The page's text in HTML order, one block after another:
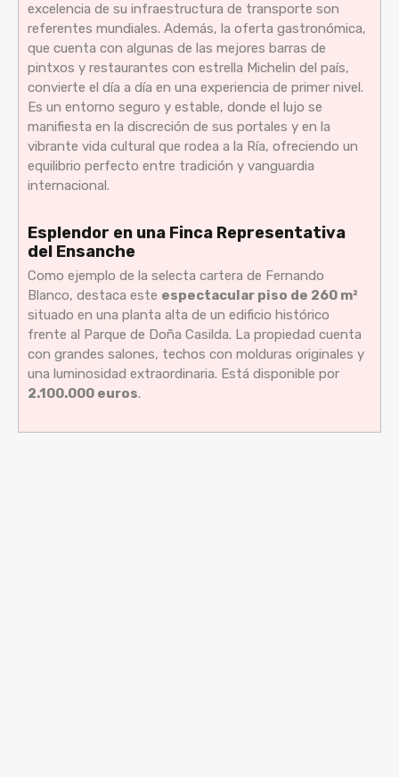
excelencia de su infraestructura de transporte son
referentes mundiales. Además, la oferta gastronómica,
que cuenta con algunas de las mejores barras de
pintxos y restaurantes con estrella Michelin del país,
convierte el día a día en una experiencia de primer nivel.
Es un entorno seguro y estable, donde el lujo se
manifiesta en la discreción de sus portales y en la
vibrante vida cultural que rodea a la Ría, ofreciendo un
equilibrio perfecto entre tradición y vanguardia
internacional.
Esplendor en una Finca Representativa
del Ensanche
Como ejemplo de la selecta cartera de Fernando
Blanco, destaca este espectacular piso de 260 m²
situado en una planta alta de un edificio histórico
frente al Parque de Doña Casilda. La propiedad cuenta
con grandes salones, techos con molduras originales y
una luminosidad extraordinaria. Está disponible por
2.100.000 euros.